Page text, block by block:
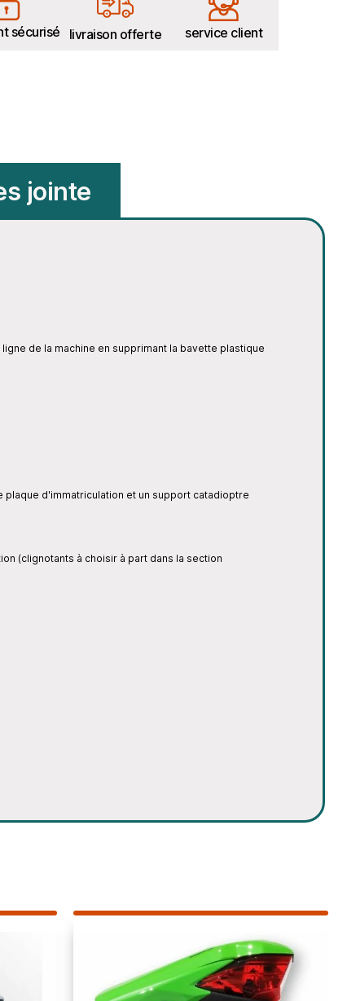
sécurisé livraison offerte service client
jointe
de la machine en supprimant la bavette plastique
plaque d'immatriculation et un support catadioptre
(clignotants à choisir à part dans la section